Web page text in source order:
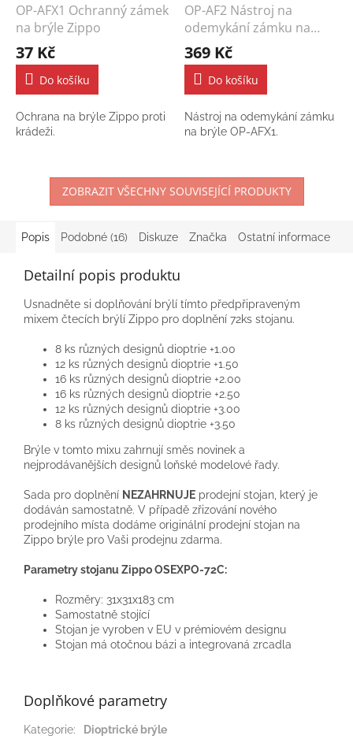
OP-AFX1 Ochranný zámek
na brýle Zippo
37 Kč
Do košíku
Ochrana na brýle Zippo proti
krádeži.
OP-AF2 Nástroj na
odemykání zámku na
brýle
369 Kč
Do košíku
Nástroj na odemykání zámku
na brýle OP-AFX1.
ZOBRAZIT VŠECHNY SOUVISEJÍCÍ PRODUKTY
Popis Podobné (16) Diskuze Značka Ostatní informace
Detailní popis produktu
Usnadněte si doplňování brýlí tímto předpřipraveným
mixem čtecích brýlí Zippo pro doplnění 72ks stojanu.
8 ks různých designů dioptrie +1.00
12 ks různých designů dioptrie +1.50
16 ks různých designů dioptrie +2.00
16 ks různých designů dioptrie +2.50
12 ks různých designů dioptrie +3.00
8 ks různých designů dioptrie +3.50
Brýle v tomto mixu zahrnují směs novinek a
nejprodávanějších designů loňské modelové řady.
Sada pro doplnění NEZAHRNUJE prodejní stojan, který je
dodáván samostatně. V případě zřizování nového
prodejního místa dodáme originální prodejní stojan na
Zippo brýle pro Vaši prodejnu zdarma.
Parametry stojanu Zippo OSEXPO-72C:
Rozměry: 31x31x183 cm
Samostatně stojící
Stojan je vyroben v EU v prémiovém designu
Stojan má otočnou bázi a integrovaná zrcadla
Doplňkové parametry
Kategorie:
Dioptrické brýle